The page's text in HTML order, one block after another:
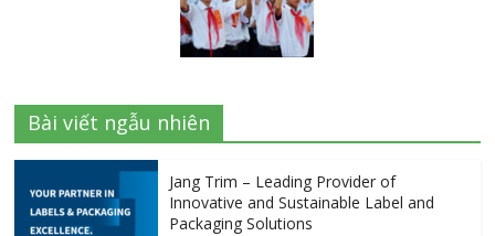
Bài viết ngẫu nhiên
Jang Trim – Leading Provider of
Innovative and Sustainable Label and
Packaging Solutions